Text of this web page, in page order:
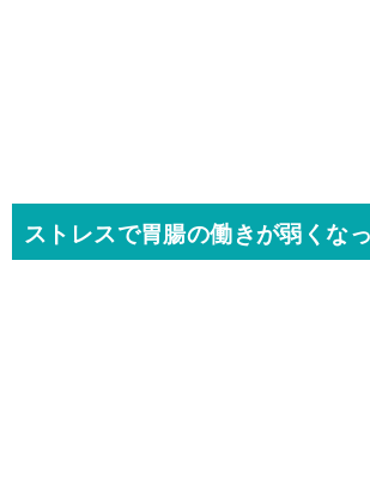
ストレスで胃腸の働きが弱くな